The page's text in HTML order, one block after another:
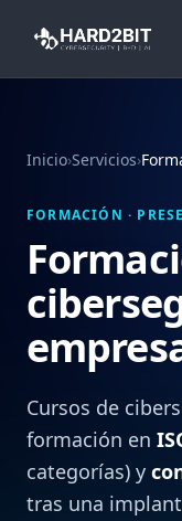
Inicio›Servicios›
FORMACIÓN ·
Cursos de
formación en
categorías) y
tras una